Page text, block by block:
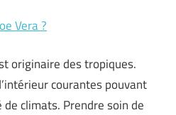
Vera ?
originaire des tropiques.
courantes pouvant
climats. Prendre soin de